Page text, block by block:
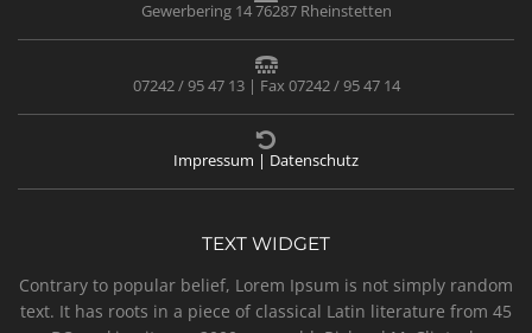
Gewerbering 14 76287 Rheinstetten
07242 / 95 47 13 | Fax 07242 / 95 47 14
Impressum | Datenschutz
TEXT WIDGET
Contrary to popular belief, Lorem Ipsum is not simply random
text. It has roots in a piece of classical Latin literature from 45